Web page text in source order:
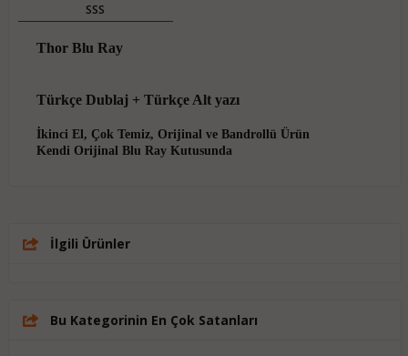
SSS
Thor Blu Ray
Türkçe Dublaj + Türkçe Alt yazı
İkinci El, Çok Temiz, Orijinal ve Bandrollü Ürün
Kendi Orijinal Blu Ray Kutusunda
İlgili Ürünler
Bu Kategorinin En Çok Satanları